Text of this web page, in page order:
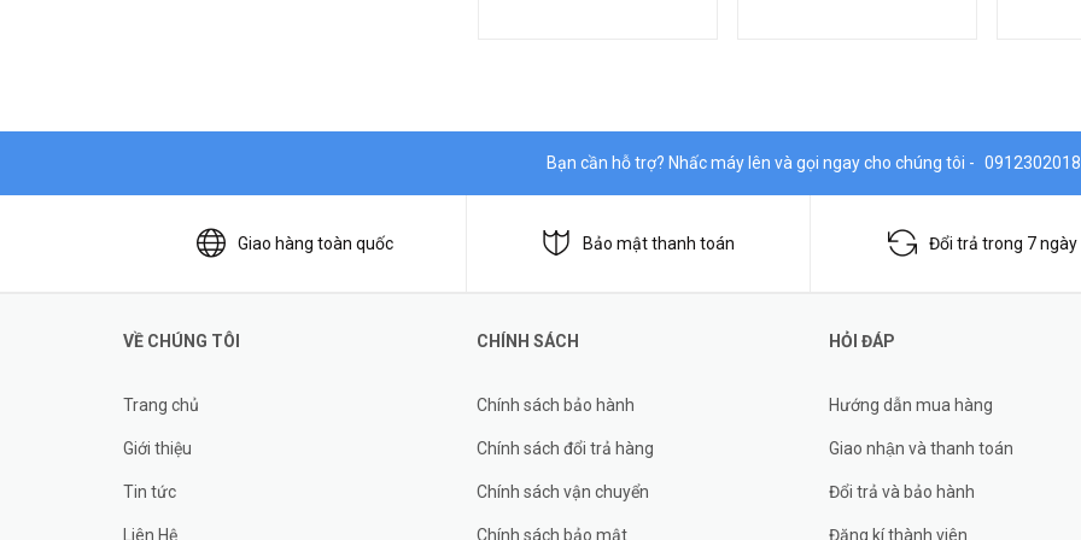
Bạn cần hỗ trợ? Nhấc máy lên và gọi ngay cho chúng tôi - 0912302018
Giao hàng toàn quốc Bảo mật thanh toán Đổi trả trong 7 ngày
VỀ CHÚNG TÔI
Trang chủ
Giới thiệu
Tin tức
Liên Hệ
CHÍNH SÁCH
Chính sách bảo hành
Chính sách đổi trả hàng
Chính sách vận chuyển
Chính sách bảo mật
HỎI ĐÁP
Hướng dẫn mua hàng
Giao nhận và thanh toán
Đổi trả và bảo hành
Đăng kí thành viên